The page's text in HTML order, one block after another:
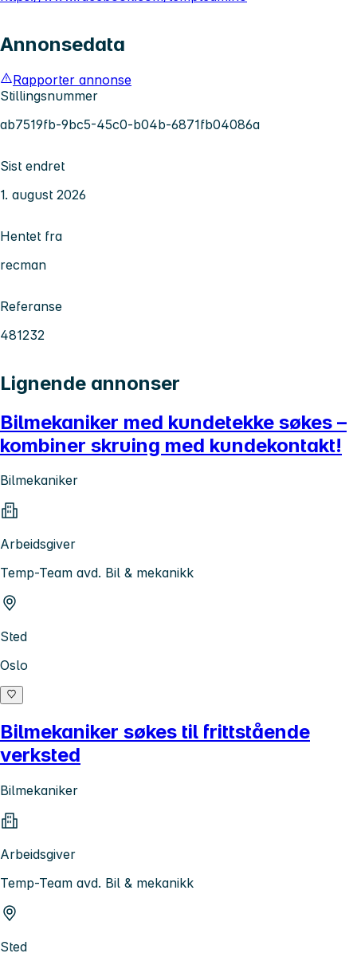
Annonsedata
Rapporter annonse
Stillingsnummer
ab7519fb-9bc5-45c0-b04b-6871fb04086a
Sist endret
1. august 2026
Hentet fra
recman
Referanse
481232
Lignende annonser
Bilmekaniker med kundetekke søkes –
kombiner skruing med kundekontakt!
Bilmekaniker
Arbeidsgiver
Temp-Team avd. Bil & mekanikk
Sted
Oslo
Bilmekaniker søkes til frittstående
verksted
Bilmekaniker
Arbeidsgiver
Temp-Team avd. Bil & mekanikk
Sted